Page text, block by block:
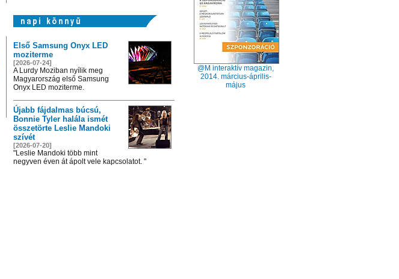
Első Samsung Onyx LED
moziterme
[2026-07-24]
A Lurdy Moziban nyílik meg
Magyarország első Samsung
Onyx LED moziterme.
Újabb fájdalmas búcsú,
Bonnie Tyler halála ismét
összetörte Leslie Mandoki
szívét
[2026-07-20]
"Leslie Mandoki több mint
negyven éven át ápolt vele kapcsolatot. "
@M interaktív magazin,
2014. március-április-
május